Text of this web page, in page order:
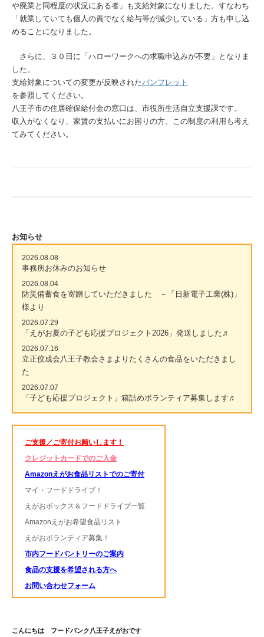
や廃業と同程度の状況にある者」も支給対象になりました。すなわち
「就業していても個人の責でなく給与等が減少している」方も申し込
めることになりました。
さらに、３０日に「ハローワークへの求職申込みが不要」となりま
した。
支給対象についての変更が反映されたパンフレット
を参照してください。
八王子市の住居確保給付金の窓口は、市役所生活自立支援課です。
収入がなくなり、家賃の支払いにお困りの方、この制度の利用も考え
てみてください。
お知らせ
2026.08.08
事務所お休みのお知らせ
2026.08.04
防災備蓄食を寄贈していただきました －「日新電子工業(株)」
様より
2026.07.29
「えがお夏の子ども応援プロジェクト2026」発送しました♬
2026.07.16
立正佼成会八王子教会さまよりたくさんの食品をいただきまし
た
2026.07.07
「子ども応援プロジェクト」箱詰めボランティア募集します♬
ご支援／ご寄付お願いします！
クレジットカードでのご入金
Amazonえがお食品リストでのご寄付
マイ・フードドライブ！
えがおボックス＆フードドライブ一覧
Amazonえがお希望食品リスト
えがおボランティア募集！
市内フードパントリーのご案内
食品の支援を希望される方へ
お問い合わせフォーム
こんにちは フードバンク八王子えがおです